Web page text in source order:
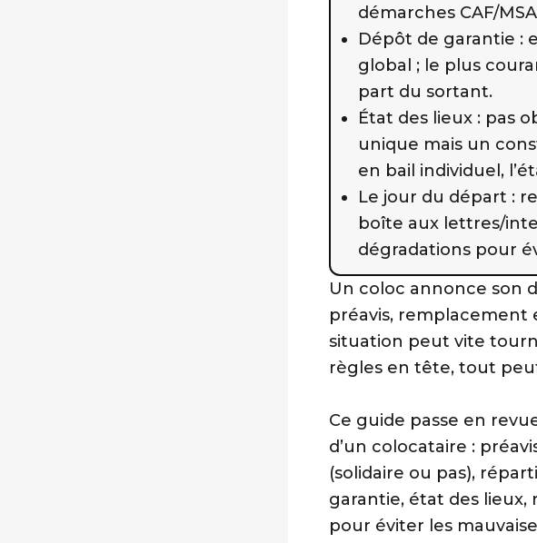
démarches CAF/
Dépôt de garantie :
global ; le plus
part du sortant.
État des lieux : pas
unique mais un
en bail individuel,
Le jour du départ :
boîte aux lettres/
dégradations pour
Un coloc annonce son
préavis, remplacement
situation peut vite
règles en tête, tout
Ce guide passe en
d’un colocataire :
(solidaire ou pas),
garantie, état des lieux,
pour éviter les